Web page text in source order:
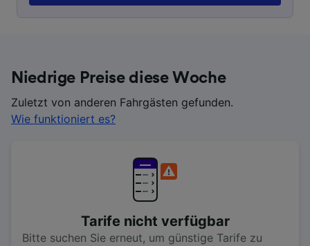
Niedrige Preise diese Woche
Zuletzt von anderen Fahrgästen gefunden.
Wie funktioniert es?
Tarife nicht verfügbar
Bitte suchen Sie erneut, um günstige Tarife zu